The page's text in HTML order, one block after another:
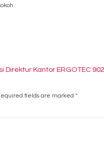
Kantor ERGOTEC
fields are marked *